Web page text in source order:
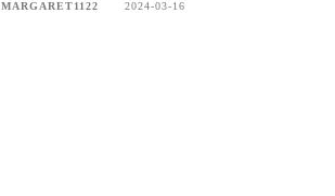
MARGARET1122 2024-03-16